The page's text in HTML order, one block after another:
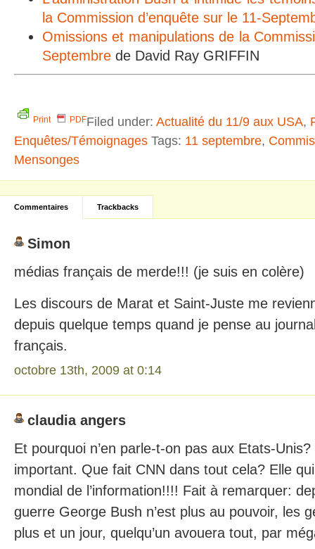
la Commission d’enquête sur le 11-
Omissions et manipulations de la
Septembre de David Ray GRIFFIN
Print PDFFiled under: Actualité du 11/9 aux USA,
Enquêtes/Témoignages Tags: 11 septembre,
Mensonges
Commentaires Trackbacks
Simon
médias français de merde!!! (je suis en colère)
Les discours de Marat et Saint-Juste me
depuis quelque temps quand je pense au
français.
octobre 13th, 2009 at 0:14
claudia angers
Et pourquoi n’en parle-t-on pas aux Etats-
important. Que fait CNN dans tout cela? Elle
mondial de l’information!!!! Fait à remarquer:
guerre George Bush n’est plus au pouvoir, les
plus et un jour, quelqu’un avouera tout, par